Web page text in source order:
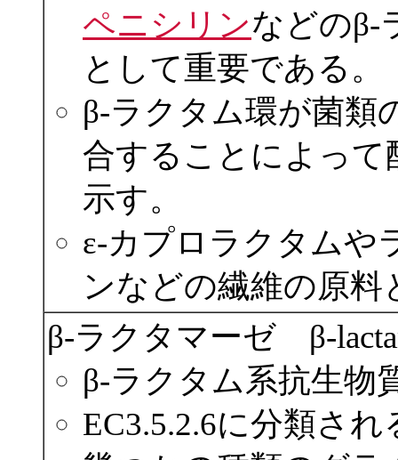
ペニシリンなどのβ-
として重要である。
β-ラクタム環が菌類
合することによって
示す。
ε-カプロラクタムや
ンなどの繊維の原
β-ラクタマーゼ β-
β‐ラクタム系抗生物
EC3.5.2.6に分類さ